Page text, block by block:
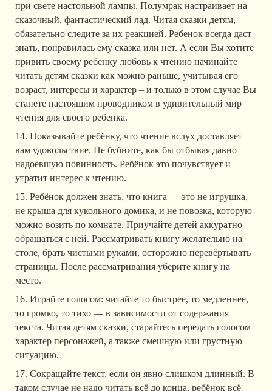
при свете настольной лампы. Полумрак настраивает на
сказочный, фантастический лад. Читая сказки детям,
обязательно следите за их реакцией. Ребенок всегда даст
знать, понравилась ему сказка или нет. А если Вы хотите
привить своему ребенку любовь к чтению начинайте
читать детям сказки как можно раньше, учитывая его
возраст, интересы и характер – и только в этом случае Вы
станете настоящим проводником в удивительный мир
чтения для своего ребенка.
14. Показывайте ребёнку, что чтение вслух доставляет
вам удовольствие. Не бубните, как бы отбывая давно
надоевшую повинность. Ребёнок это почувствует и
утратит интерес к чтению.
15. Ребёнок должен знать, что книга — это не игрушка,
не крыша для кукольного домика, и не повозка, которую
можно возить по комнате. Приучайте детей аккуратно
обращаться с ней. Рассматривать книгу желательно на
столе, брать чистыми руками, осторожно перевёртывать
страницы. После рассматривания уберите книгу на
место.
16. Играйте голосом: читайте то быстрее, то медленнее,
то громко, то тихо — в зависимости от содержания
текста. Читая детям сказки, старайтесь передать голосом
характер персонажей, а также смешную или грустную
ситуацию.
17. Сокращайте текст, если он явно слишком длинный. В
таком случае не надо читать всё до конца, ребёнок всё